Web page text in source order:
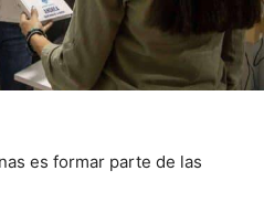
es formar parte de las